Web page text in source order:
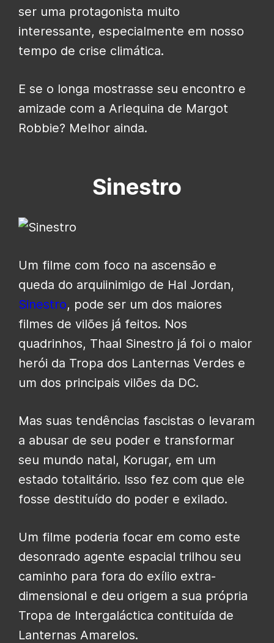
ser uma protagonista muito
interessante, especialmente em nosso
tempo de crise climática.
E se o longa mostrasse seu encontro e
amizade com a Arlequina de Margot
Robbie? Melhor ainda.
Sinestro
Um filme com foco na ascensão e
queda do arquiinimigo de Hal Jordan,
Sinestro, pode ser um dos maiores
filmes de vilões já feitos. Nos
quadrinhos, Thaal Sinestro já foi o maior
herói da Tropa dos Lanternas Verdes e
um dos principais vilões da DC.
Mas suas tendências fascistas o levaram
a abusar de seu poder e transformar
seu mundo natal, Korugar, em um
estado totalitário. Isso fez com que ele
fosse destituído do poder e exilado.
Um filme poderia focar em como este
desonrado agente espacial trilhou seu
caminho para fora do exílio extra-
dimensional e deu origem a sua própria
Tropa de Intergaláctica contituída de
Lanternas Amarelos.